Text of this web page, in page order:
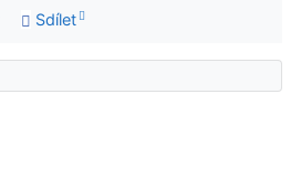
Sdílet